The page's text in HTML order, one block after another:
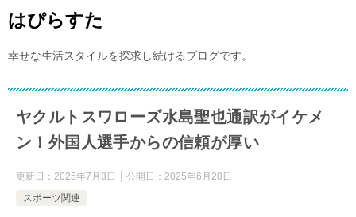
はぴらすた
幸せな生活スタイルを探求し続けるブログです。
ヤクルトスワローズ水島聖也通訳がイケメ
ン！外国人選手からの信頼が厚い
更新日： 2025年7月3日 公開日： 2025年6月20日
スポーツ関連